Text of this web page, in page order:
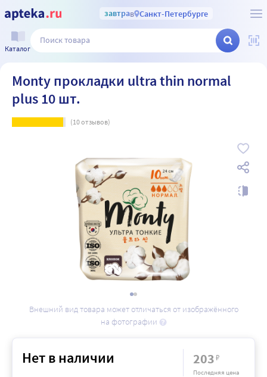
завтрав Санкт-Петербурге
Каталог
Monty прокладки ultra thin normal
plus 10 шт.
(10отзывов)
Внешний вид товара может отличаться от изображённого
на фотографии
Нет в наличии 203₽
Последняя цена